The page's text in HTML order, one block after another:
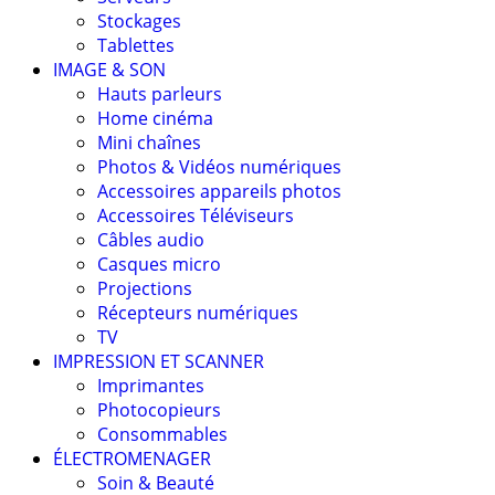
Stockages
Tablettes
IMAGE & SON
Hauts parleurs
Home cinéma
Mini chaînes
Photos & Vidéos numériques
Accessoires appareils photos
Accessoires Téléviseurs
Câbles audio
Casques micro
Projections
Récepteurs numériques
TV
IMPRESSION ET SCANNER
Imprimantes
Photocopieurs
Consommables
ÉLECTROMENAGER
Soin & Beauté